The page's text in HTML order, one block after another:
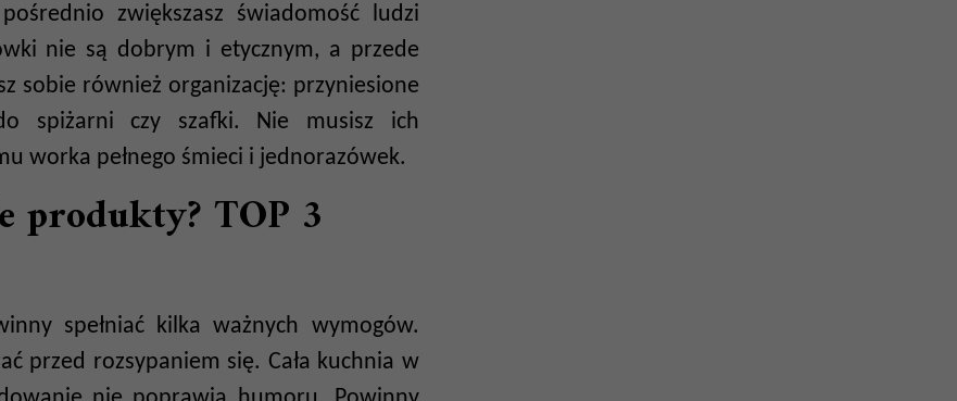
zwiększasz świadomość ludzi
nie są dobrym i etycznym, a przede
sobie również organizację: przyniesione
spiżarni czy szafki. Nie musisz ich
worka pełnego śmieci i jednorazówek.
produkty? TOP 3
spełniać kilka ważnych wymogów.
przed rozsypaniem się. Cała kuchnia w